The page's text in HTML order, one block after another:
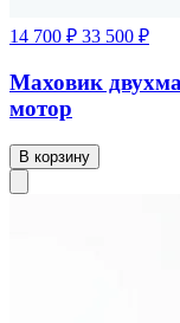
14 700 ₽ 33 500 ₽
Маховик
мотор
В корзину